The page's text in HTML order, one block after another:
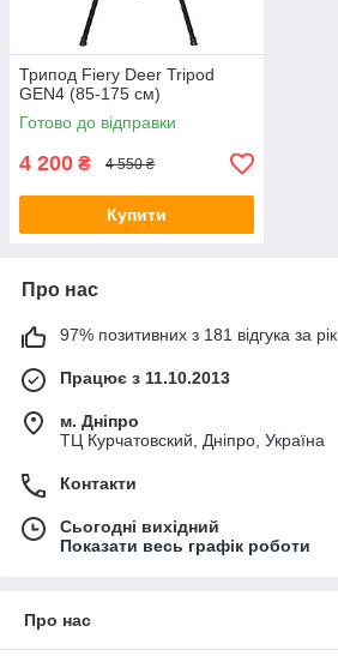
Трипод Fiery Deer Tripod
GEN4 (85-175 см)
Готово до відправки
4 200 ₴ 4 550 ₴
Купити
Про нас
97% позитивних з 181 відгука за рік
Працює з 11.10.2013
м. Дніпро
ТЦ Курчатовский, Дніпро, Україна
Контакти
Сьогодні вихідний
Показати весь графік роботи
Про нас